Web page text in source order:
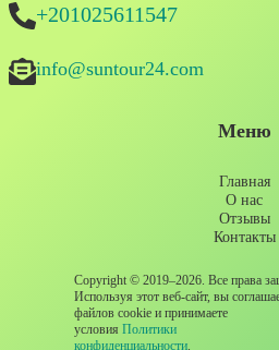
+201025611547
info@suntour24.com
Меню
Главная
О нас
Отзывы
Контакты
Copyright © 2019–2026. Все права
Используя этот веб-сайт, вы
файлов cookie и принимаете
условия Политики
конфиденциальности.